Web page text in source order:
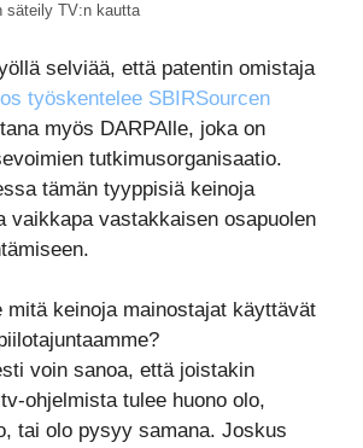
säteily TV:n kautta
selviää, että patentin omistaja
työskentelee SBIRSourcen
myös DARPAlle, joka on
tutkimusorganisaatio.
tämän tyyppisiä keinoja
vaikkapa vastakkaisen osapuolen
mitä keinoja mainostajat käyttävät
voin sanoa, että joistakin
ohjelmista tulee huono olo,
tai olo pysyy samana. Joskus